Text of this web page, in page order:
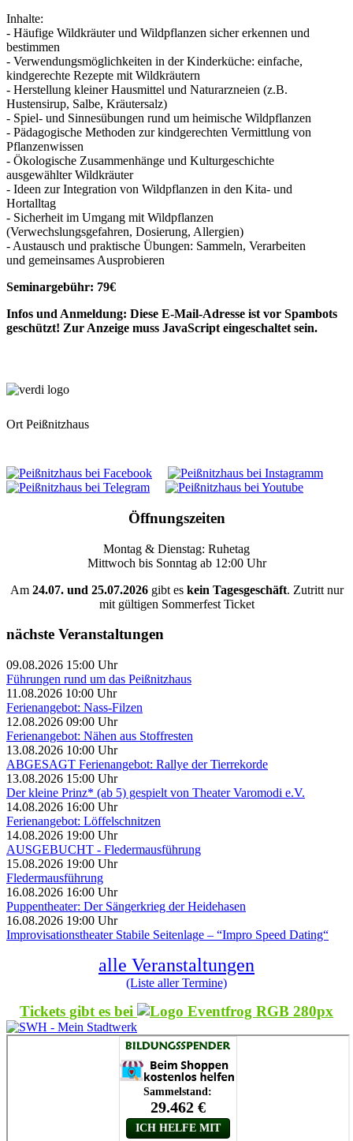
Inhalte:
- Häufige Wildkräuter und Wildpflanzen sicher erkennen und
bestimmen
- Verwendungsmöglichkeiten in der Kinderküche: einfache,
kindgerechte Rezepte mit Wildkräutern
- Herstellung kleiner Hausmittel und Naturarzneien (z.B.
Hustensirup, Salbe, Kräutersalz)
- Spiel- und Sinnesübungen rund um heimische Wildpflanzen
- Pädagogische Methoden zur kindgerechten Vermittlung von
Pflanzenwissen
- Ökologische Zusammenhänge und Kulturgeschichte
ausgewählter Wildkräuter
- Ideen zur Integration von Wildpflanzen in den Kita- und
Hortalltag
- Sicherheit im Umgang mit Wildpflanzen
(Verwechslungsgefahren, Dosierung, Allergien)
- Austausch und praktische Übungen: Sammeln, Verarbeiten
und gemeinsames Ausprobieren
Seminargebühr: 79€
Infos und Anmeldung: Diese E-Mail-Adresse ist vor Spambots
geschützt! Zur Anzeige muss JavaScript eingeschaltet sein.
Ort Peißnitzhaus
Öffnungszeiten
Montag & Dienstag: Ruhetag
Mittwoch bis Sonntag ab 12:00 Uhr
Am 24.07. und 25.07.2026gibt eskein Tagesgeschäft. Zutritt nur
mit gültigen Sommerfest Ticket
nächste Veranstaltungen
09.08.2026 15:00 Uhr
Führungen rund um das Peißnitzhaus
11.08.2026 10:00 Uhr
Ferienangebot: Nass-Filzen
12.08.2026 09:00 Uhr
Ferienangebot: Nähen aus Stoffresten
13.08.2026 10:00 Uhr
ABGESAGT Ferienangebot: Rallye der Tierrekorde
13.08.2026 15:00 Uhr
Der kleine Prinz* (ab 5) gespielt von Theater Varomodi e.V.
14.08.2026 16:00 Uhr
Ferienangebot: Löffelschnitzen
14.08.2026 19:00 Uhr
AUSGEBUCHT - Fledermausführung
15.08.2026 19:00 Uhr
Fledermausführung
16.08.2026 16:00 Uhr
Puppentheater: Der Sängerkrieg der Heidehasen
16.08.2026 19:00 Uhr
Improvisationstheater Stabile Seitenlage – “Impro Speed Dating“
alle Veranstaltungen
(Liste aller Termine)
Tickets gibt es bei